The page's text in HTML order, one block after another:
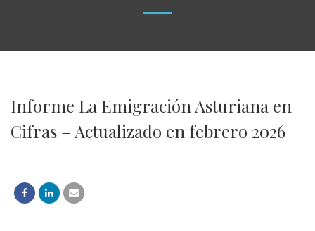
Informe La Emigración Asturiana en
Cifras – Actualizado en febrero 2026